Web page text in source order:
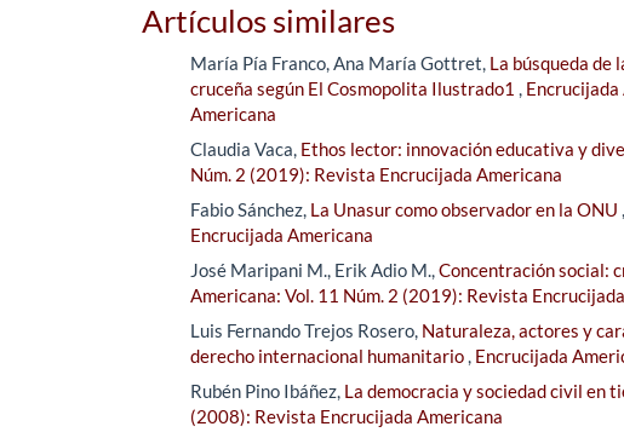
Artículos similares
María Pía Franco, Ana María Gottret, La búsqueda de
cruceña según El Cosmopolita Ilustrado1
Americana
Claudia Vaca, Ethos lector: innovación educativa y
Núm. 2 (2019): Revista Encrucijada Americana
Fabio Sánchez, La Unasur como observador en la ONU
Encrucijada Americana
José Maripani M., Erik Adio M., Concentración social:
Americana: Vol. 11 Núm. 2 (2019): Revista
Luis Fernando Trejos Rosero, Naturaleza, actores y
derecho internacional humanitario Encrucijada
Rubén Pino Ibáñez, La democracia y sociedad civil en
(2008): Revista Encrucijada Americana